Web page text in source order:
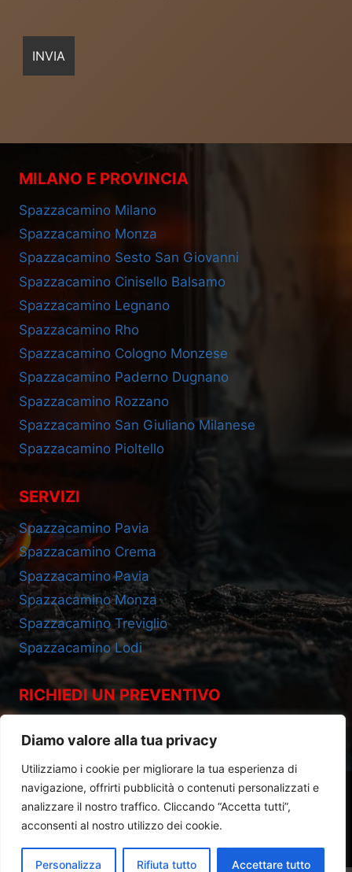
Diamo valore alla tua privacy
Utilizziamo i cookie per migliorare la tua esperienza di
navigazione, offrirti pubblicità o contenuti personalizzati e
analizzare il nostro traffico. Cliccando “Accetta tutti”,
acconsenti al nostro utilizzo dei cookie.
Personalizza Rifiuta tutto Accettare tutto
MILANO E PROVINCIA
Spazzacamino Milano
Spazzacamino Monza
Spazzacamino Sesto San Giovanni
Spazzacamino Cinisello Balsamo
Spazzacamino Legnano
Spazzacamino Rho
Spazzacamino Cologno Monzese
Spazzacamino Paderno Dugnano
Spazzacamino Rozzano
Spazzacamino San Giuliano Milanese
Spazzacamino Pioltello
SERVIZI
Spazzacamino Pavia
Spazzacamino Crema
Spazzacamino Pavia
Spazzacamino Monza
Spazzacamino Treviglio
Spazzacamino Lodi
RICHIEDI UN PREVENTIVO
Cell 393.2685695